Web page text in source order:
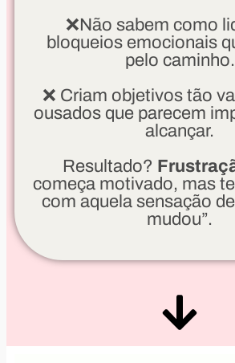
❌Não sabem como
bloqueios emocionais
pelo caminho.
❌ Criam objetivos tão
ousados que parecem
alcançar.
Resultado?
começa motivado, mas
com aquela sensação
mudou”.